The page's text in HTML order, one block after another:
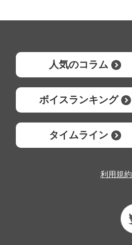
人気のコラム
ボイスランキング
タイムライン
利用規約